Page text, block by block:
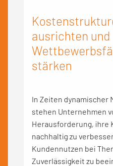
ausrichten und
stärken
In Zeiten dynamischer
stehen Unternehmen
Herausforderung,
nachhaltig zu
Kundennutzen bei
Zuverlässigkeit zu